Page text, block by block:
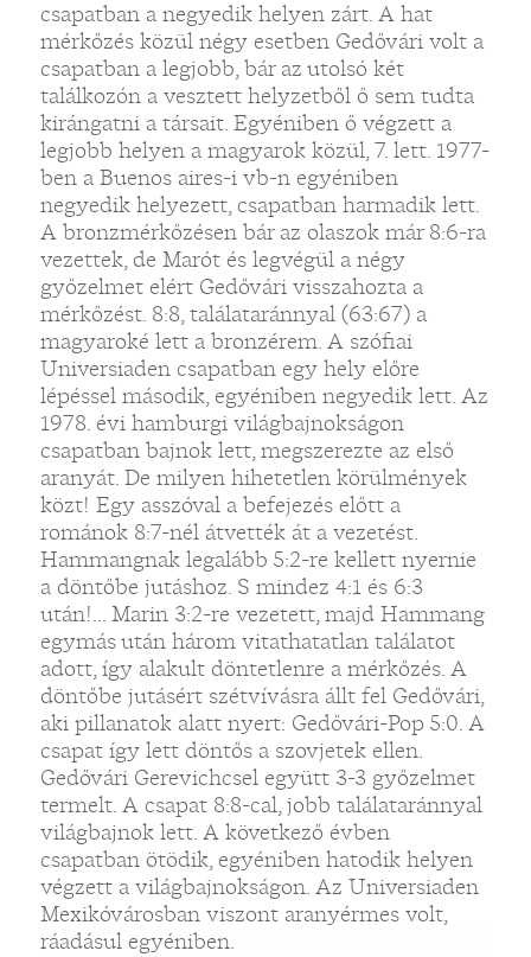
csapatban a negyedik helyen zárt. A hat
mérkőzés közül négy esetben Gedővári volt a
csapatban a legjobb, bár az utolsó két
találkozón a vesztett helyzetből ő sem tudta
kirángatni a társait. Egyéniben ő végzett a
legjobb helyen a magyarok közül, 7. lett. 1977-
ben a Buenos aires-i vb-n egyéniben
negyedik helyezett, csapatban harmadik lett.
A bronzmérkőzésen bár az olaszok már 8:6-ra
vezettek, de Marót és legvégül a négy
győzelmet elért Gedővári visszahozta a
mérkőzést. 8:8, találataránnyal (63:67) a
magyaroké lett a bronzérem. A szófiai
Universiaden csapatban egy hely előre
lépéssel második, egyéniben negyedik lett. Az
1978. évi hamburgi világbajnokságon
csapatban bajnok lett, megszerezte az első
aranyát. De milyen hihetetlen körülmények
közt! Egy asszóval a befejezés előtt a
románok 8:7-nél átvették át a vezetést.
Hammangnak legalább 5:2-re kellett nyernie
a döntőbe jutáshoz. S mindez 4:1 és 6:3
után!... Marin 3:2-re vezetett, majd Hammang
egymás után három vitathatatlan találatot
adott, így alakult döntetlenre a mérkőzés. A
döntőbe jutásért szétvívásra állt fel Gedővári,
aki pillanatok alatt nyert: Gedővári-Pop 5:0. A
csapat így lett döntős a szovjetek ellen.
Gedővári Gerevichcsel együtt 3-3 győzelmet
termelt. A csapat 8:8-cal, jobb találataránnyal
világbajnok lett. A következő évben
csapatban ötödik, egyéniben hatodik helyen
végzett a világbajnokságon. Az Universiaden
Mexikóvárosban viszont aranyérmes volt,
ráadásul egyéniben.